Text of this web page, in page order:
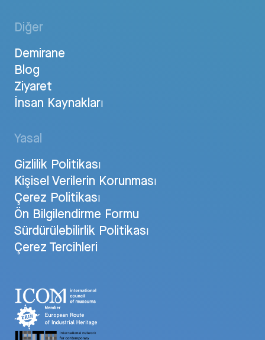
Diğer
Demirane
Blog
Ziyaret
İnsan Kaynakları
Yasal
Gizlilik Politikası
Kişisel Verilerin Korunması
Çerez Politikası
Ön Bilgilendirme Formu
Sürdürülebilirlik Politikası
Çerez Tercihleri